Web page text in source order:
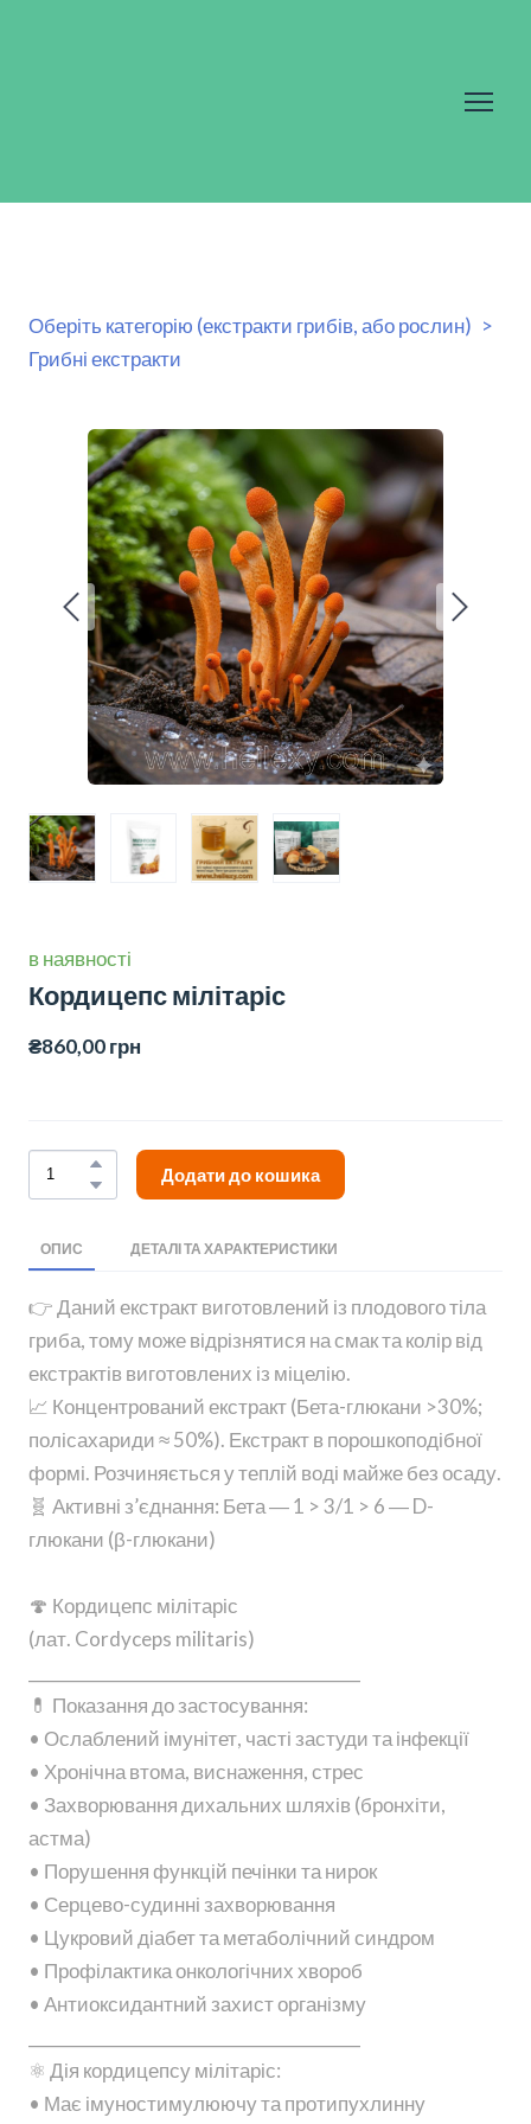
Оберіть категорію (екстракти грибів, або рослин)
Грибні екстракти
в наявності
Кордицепс мілітаріс
₴860,00 грн
Додати до кошика
ОПИС ДЕТАЛІ ТА ХАРАКТЕРИСТИКИ
👉 Даний екстракт виготовлений із плодового тіла
гриба, тому може відрізнятися на смак та колір від
екстрактів виготовлених із міцелію.
📈 Концентрований екстракт (Бета-глюкани >30%;
полісахариди ≈ 50%). Екстракт в порошкоподібної
формі. Розчиняється у теплій воді майже без осаду.
🧬 Активні з’єднання: Бета ― 1 > 3/1 > 6 ― D-
глюкани (β-глюкани)
🍄 Кордицепс мілітаріс
(лат. Cordyceps militaris)
💊 Показання до застосування:
• Ослаблений імунітет, часті застуди та інфекції
• Хронічна втома, виснаження, стрес
• Захворювання дихальних шляхів (бронхіти,
астма)
• Порушення функцій печінки та нирок
• Серцево-судинні захворювання
• Цукровий діабет та метаболічний синдром
• Профілактика онкологічних хвороб
• Антиоксидантний захист організму
⚛️ Дія кордицепсу мілітаріс:
• Має імуностимулюючу та протипухлинну